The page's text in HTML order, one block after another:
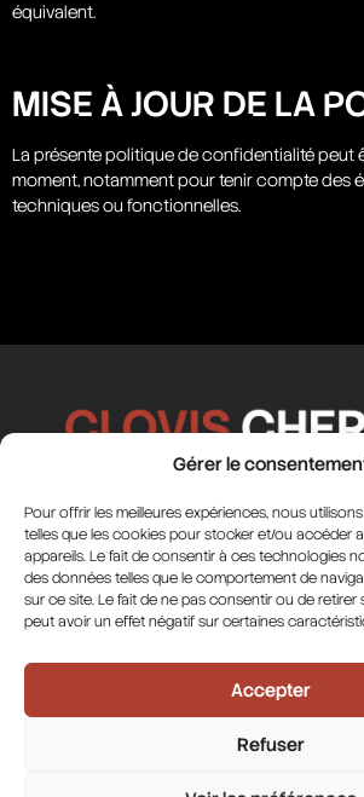
Gérer le
Pour offrir les meilleures expériences, nous
telles que les cookies pour stocker et/ou accéder
appareils. Le fait de consentir à ces technologies
des données telles que le comportement de
sur ce site. Le fait de ne pas consentir ou de
peut avoir un effet négatif sur certaines
Accepter
Refuser
équivalent.
MISE À JOUR DE LA
La présente politique de confidentialité peut
moment, notamment pour tenir compte des
techniques ou fonctionnelles.
Me contacter
06 52 13 06 69
Liens utiles
Politique de confidentialité
Politique de cookies
Mentions légales